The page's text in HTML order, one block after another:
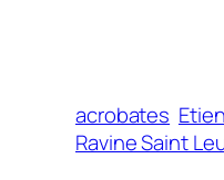
acrobates
Ravine Saint